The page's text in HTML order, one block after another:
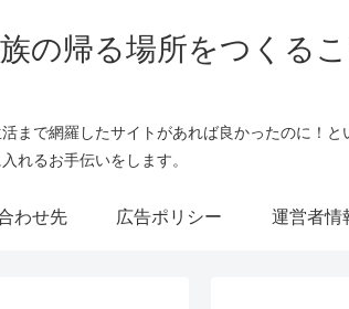
の帰る場所をつくるこ
まで網羅したサイトがあれば良かったのに！
れるお手伝いをします。
わせ先 広告ポリシー 運営者情